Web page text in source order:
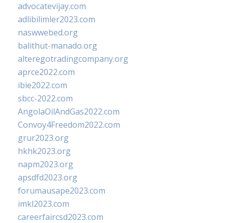
advocatevijay.com
adlibilimler2023.com
naswwebed.org
balithut-manado.org
alteregotradingcompany.org
aprce2022.com
ibie2022.com
sbcc-2022.com
AngolaOilAndGas2022.com
Convoy4Freedom2022.com
grur2023.org
hkhk2023.org
napm2023.org
apsdfd2023.org
forumausape2023.com
imkl2023.com
careerfaircsd2023.com